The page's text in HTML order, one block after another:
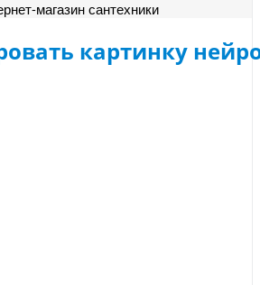
магазин сантехники
картинку